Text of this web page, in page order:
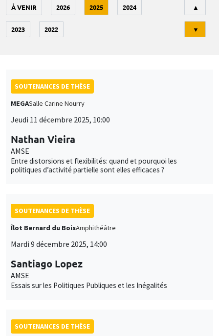
À VENIR 2026 2025 2024
2023 2022
▲
▼
SOUTENANCES DE THÈSE
MEGASalle Carine Nourry
Jeudi 11 décembre 2025, 10:00
Nathan Vieira
AMSE
Entre distorsions et flexibilités: quand et pourquoi les
politiques d’activité partielle sont elles efficaces ?
SOUTENANCES DE THÈSE
Îlot Bernard du BoisAmphithéâtre
Mardi 9 décembre 2025, 14:00
Santiago Lopez
AMSE
Essais sur les Politiques Publiques et les Inégalités
SOUTENANCES DE THÈSE